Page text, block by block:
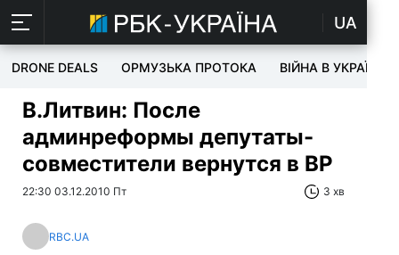
UA
DRONE DEALS ОРМУЗЬКА ПРОТОКА ВІЙНА В УКРАЇНІ
В.Литвин: После
админреформы депутаты-
совместители вернутся в ВР
22:30 03.12.2010 Пт 3 хв
RBC.UA